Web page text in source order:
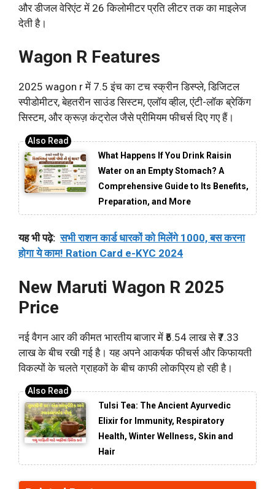
और डीजल वेरिएंट में 26 किलोमीटर प्रति लीटर तक का माइलेज
देती है।
Wagon R Features
2025 wagon r में 7.5 इंच का टच स्क्रीन डिस्प्ले, डिजिटल
स्पीडोमीटर, बेहतरीन साउंड सिस्टम, एलॉय व्हील, एंटी-लॉक ब्रेकिंग
सिस्टम, और क्रूज़ कंट्रोल जैसे प्रीमियम फीचर्स दिए गए हैं।
What Happens If You Drink Raisin
Water on an Empty Stomach? A
Comprehensive Guide to Its Benefits,
Preparation, and More
यह भी पढ़े: सभी राशन कार्ड धारकों को मिलेंगे 1000, बस करना
होगा ये काम! Ration Card e-KYC 2024
New Maruti Wagon R 2025
Price
नई वैगन आर की कीमत भारतीय बाजार में ₹5.54 लाख से ₹7.33
लाख के बीच रखी गई है। यह अपने आकर्षक फीचर्स और किफायती
विकल्पों के चलते ग्राहकों के बीच काफी लोकप्रिय हो रही है।
Tulsi Tea: The Ancient Ayurvedic
Elixir for Immunity, Respiratory
Health, Winter Wellness, Skin and
Hair